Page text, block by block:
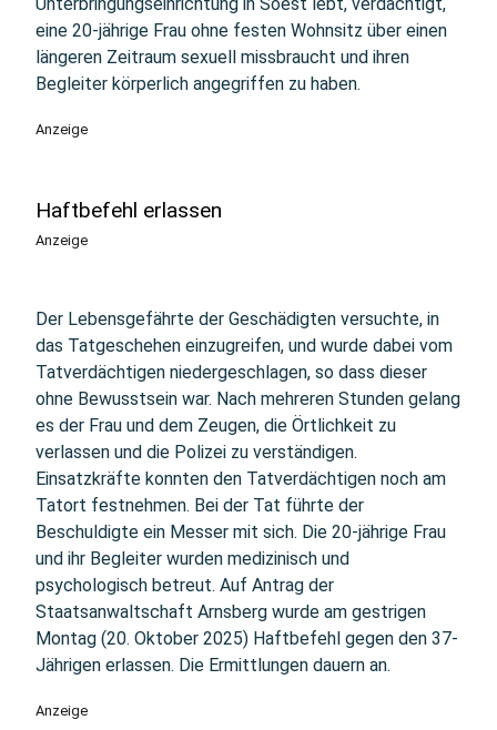
eine 20-jährige Frau ohne festen Wohnsitz über einen
längeren Zeitraum sexuell missbraucht und ihren
Begleiter körperlich angegriffen zu haben.
Anzeige
Haftbefehl erlassen
Anzeige
Der Lebensgefährte der Geschädigten versuchte, in
das Tatgeschehen einzugreifen, und wurde dabei vom
Tatverdächtigen niedergeschlagen, so dass dieser
ohne Bewusstsein war. Nach mehreren Stunden gelang
es der Frau und dem Zeugen, die Örtlichkeit zu
verlassen und die Polizei zu verständigen.
Einsatzkräfte konnten den Tatverdächtigen noch am
Tatort festnehmen. Bei der Tat führte der
Beschuldigte ein Messer mit sich. Die 20-jährige Frau
und ihr Begleiter wurden medizinisch und
psychologisch betreut. Auf Antrag der
Staatsanwaltschaft Arnsberg wurde am gestrigen
Montag (20. Oktober 2025) Haftbefehl gegen den 37-
Jährigen erlassen. Die Ermittlungen dauern an.
Anzeige